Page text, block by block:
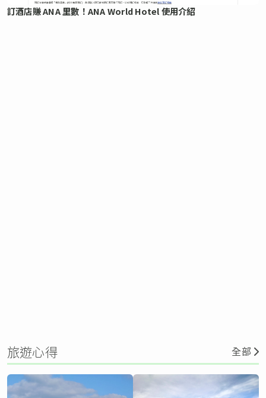
訂酒店賺 ANA 里數！ANA World Hotel 使用介紹
旅遊心得 全部